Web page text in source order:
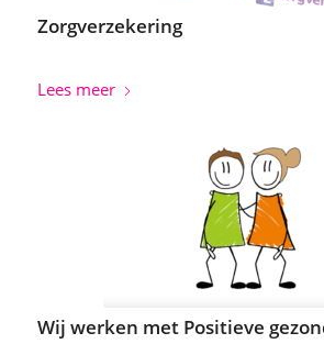
Zorgverzekering
Lees meer
Wij werken met Positieve